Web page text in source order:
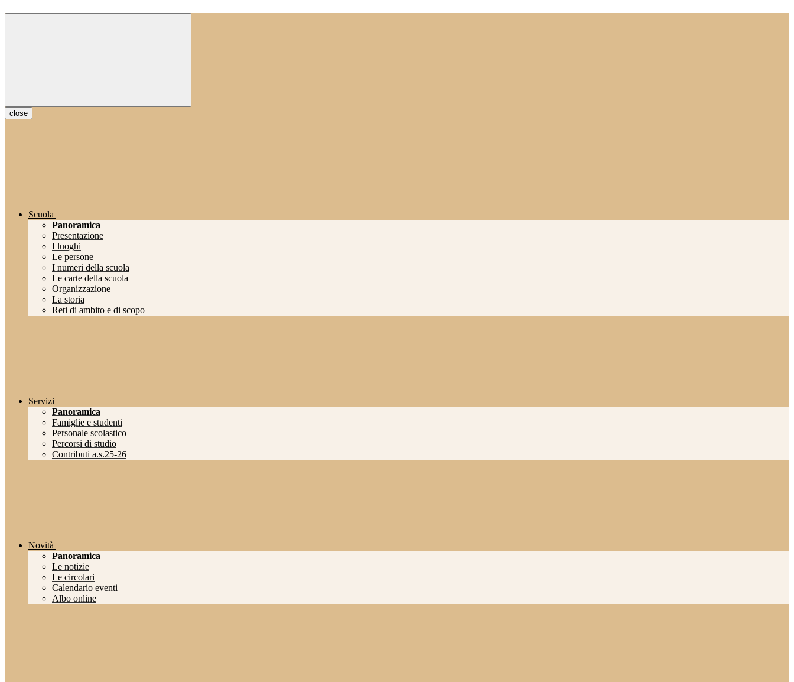
close
Scuola
Panoramica
Presentazione
I luoghi
Le persone
I numeri della scuola
Le carte della scuola
Organizzazione
La storia
Reti di ambito e di scopo
Servizi
Panoramica
Famiglie e studenti
Personale scolastico
Percorsi di studio
Contributi a.s.25-26
Novità
Panoramica
Le notizie
Le circolari
Calendario eventi
Albo online